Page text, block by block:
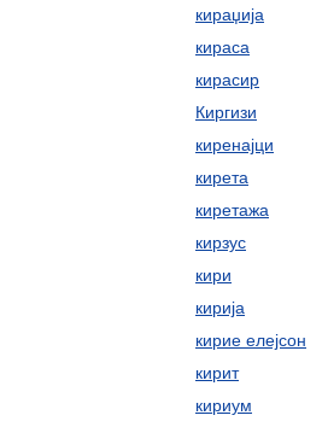
кираџија
кираса
кирасир
Киргизи
киренајци
кирета
киретажа
кирзус
кири
кирија
кирие елејсон
кирит
кириум